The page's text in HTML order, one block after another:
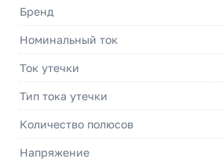
Бренд
Номинальный ток
Ток утечки
Тип тока утечки
Количество полюсов
Напряжение